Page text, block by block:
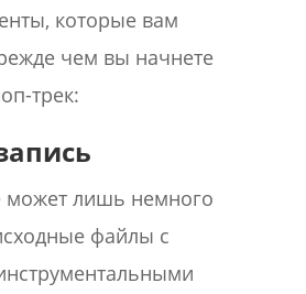
которые вам
чем вы начнете
трек:
лишь немного
файлы с